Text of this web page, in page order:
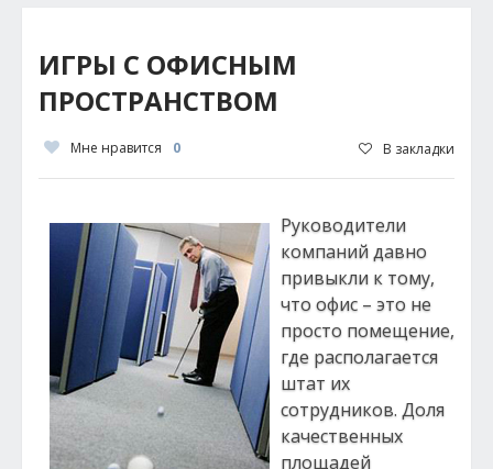
ИГРЫ С ОФИСНЫМ
ПРОСТРАНСТВОМ
Мне нравится 0 В закладки
Руководители
компаний давно
привыкли к тому,
что офис – это не
просто помещение,
где располагается
штат их
сотрудников. Доля
качественных
площадей